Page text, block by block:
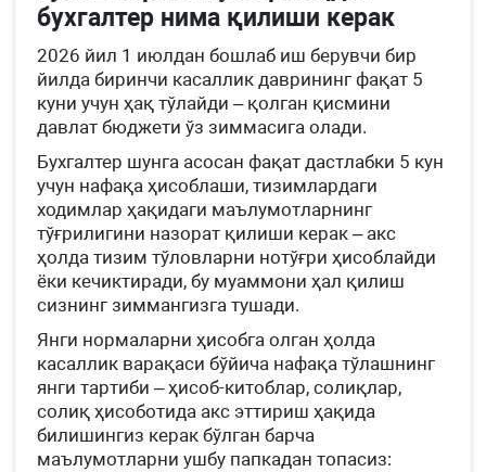
бухгалтер нима қилиши керак
2026 йил 1 июлдан бошлаб иш берувчи бир
йилда биринчи касаллик даврининг фақат 5
куни учун ҳақ тўлайди – қолган қисмини
давлат бюджети ўз зиммасига олади.
Бухгалтер шунга асосан фақат дастлабки 5 кун
учун нафақа ҳисоблаши, тизимлардаги
ходимлар ҳақидаги маълумотларнинг
тўғрилигини назорат қилиши керак – акс
ҳолда тизим тўловларни нотўғри ҳисоблайди
ёки кечиктиради, бу муаммони ҳал қилиш
сизнинг зиммангизга тушади.
Янги нормаларни ҳисобга олган ҳолда
касаллик варақаси бўйича нафақа тўлашнинг
янги тартиби – ҳисоб-китоблар, солиқлар,
солиқ ҳисоботида акс эттириш ҳақида
билишингиз керак бўлган барча
маълумотларни ушбу папкадан топасиз: